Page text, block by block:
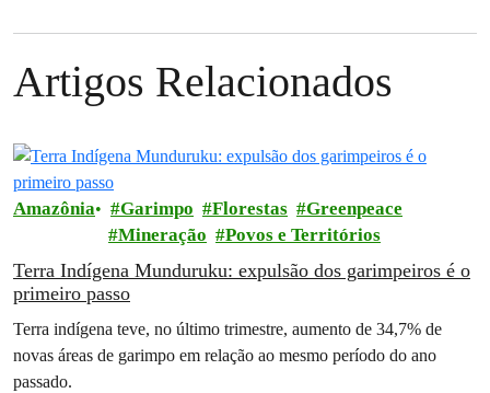
Artigos Relacionados
Amazônia Garimpo Florestas
Greenpeace
Mineração
Povos e Territórios
Terra Indígena Munduruku: expulsão dos garimpeiros é o
primeiro passo
Terra indígena teve, no último trimestre, aumento de 34,7% de
novas áreas de garimpo em relação ao mesmo período do ano
passado.